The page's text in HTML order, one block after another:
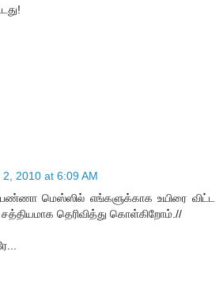
2010 at 6:09 AM
மெஸ்ஸில் எங்களுக்காக உயிரை விட்ட
சத்தியமாக தெரிவித்து கொள்கிறோம்.//